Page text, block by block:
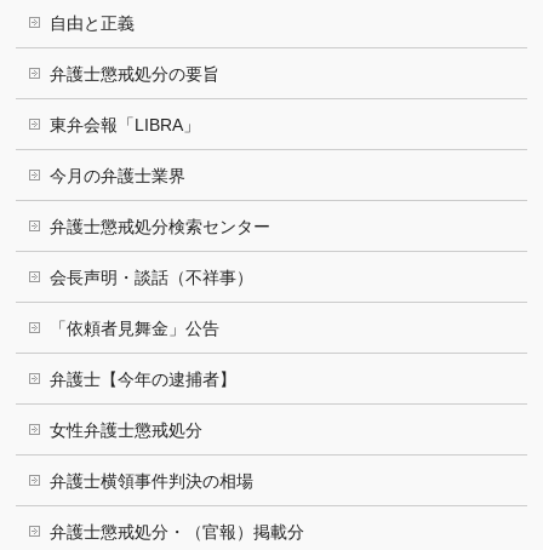
自由と正義
弁護士懲戒処分の要旨
東弁会報「LIBRA」
今月の弁護士業界
弁護士懲戒処分検索センター
会長声明・談話（不祥事）
「依頼者見舞金」公告
弁護士【今年の逮捕者】
女性弁護士懲戒処分
弁護士横領事件判決の相場
弁護士懲戒処分・（官報）掲載分